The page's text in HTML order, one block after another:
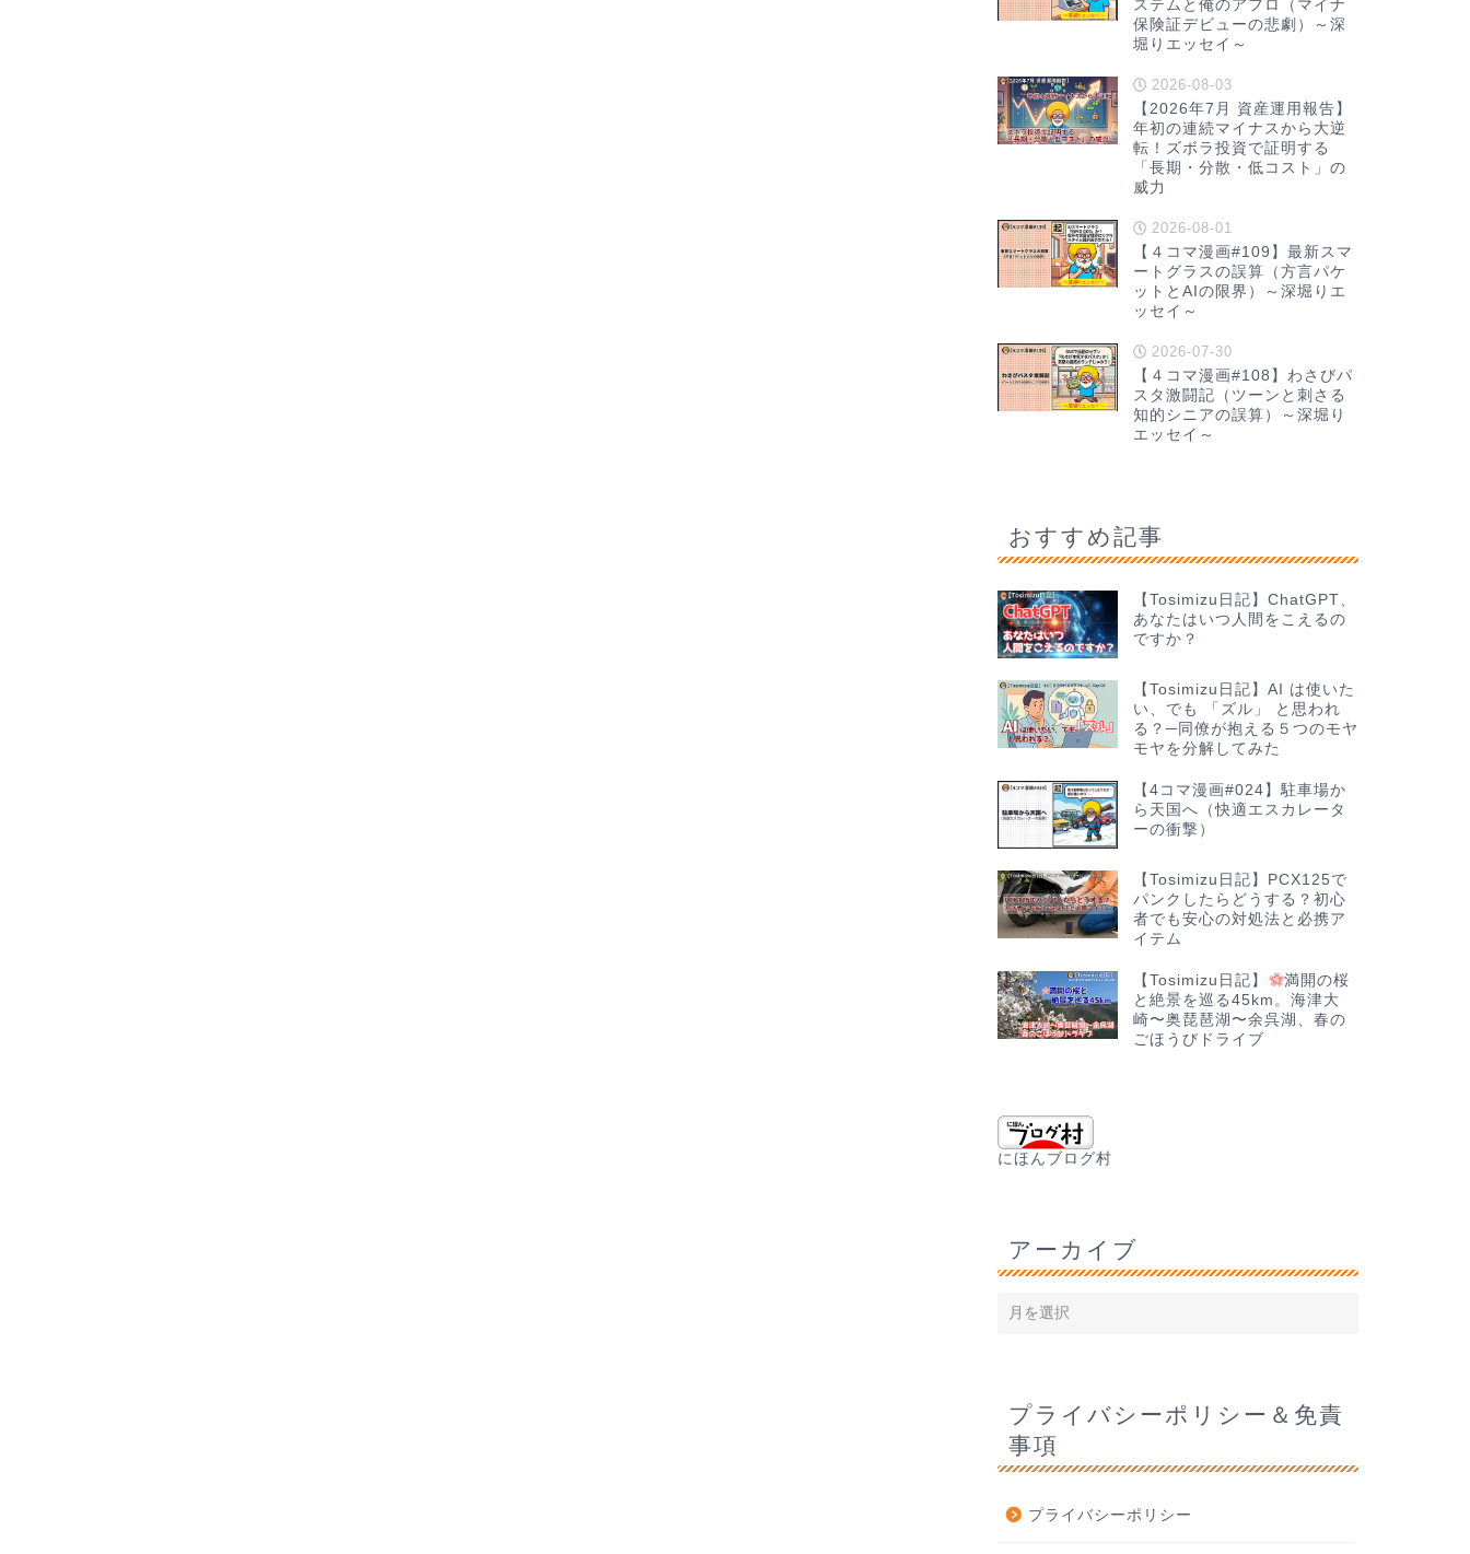
ステムと俺のアフロ（マイナ
保険証デビューの悲劇）～深
堀りエッセイ～
2026-08-03
【2026年7月 資産運用報告】
年初の連続マイナスから大逆
転！ズボラ投資で証明する
「長期・分散・低コスト」の
威力
2026-08-01
【４コマ漫画#109】最新スマ
ートグラスの誤算（方言パケ
ットとAIの限界）～深堀りエ
ッセイ～
2026-07-30
【４コマ漫画#108】わさびパ
スタ激闘記（ツーンと刺さる
知的シニアの誤算）～深堀り
エッセイ～
おすすめ記事
【Tosimizu日記】ChatGPT、
あなたはいつ人間をこえるの
ですか？
【Tosimizu日記】AI は使いた
い、でも 「ズル」 と思われ
る？─同僚が抱える５つのモヤ
モヤを分解してみた
【4コマ漫画#024】駐車場か
ら天国へ（快適エスカレータ
ーの衝撃）
【Tosimizu日記】PCX125で
パンクしたらどうする？初心
者でも安心の対処法と必携ア
イテム
【Tosimizu日記】
満開の桜
と絶景を巡る45km。海津大
崎〜奥琵琶湖〜余呉湖、春の
ごほうびドライブ
にほんブログ村
アーカイブ
プライバシーポリシー＆免責
事項
プライバシーポリシー